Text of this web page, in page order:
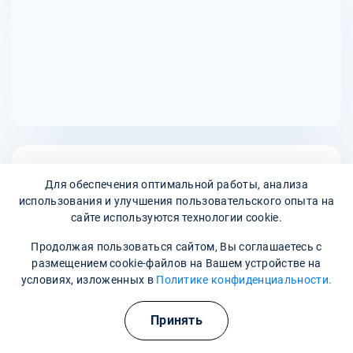
улица Гончарова, 158
Наши контакты
8 800 302-36-47
asino@narkopremium.ru
Для обеспечения оптимальной работы, анализа
использования и улучшения пользовательского опыта на
сайте используются технологии cookie.
Продолжая пользоваться сайтом, Вы соглашаетесь с
размещением cookie-файлов на Вашем устройстве на
условиях, изложенных в Политике конфиденциальности.
Принять